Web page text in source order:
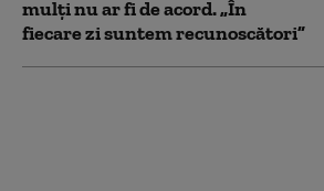
mulți nu ar fi de acord. „În
fiecare zi suntem recunoscători”